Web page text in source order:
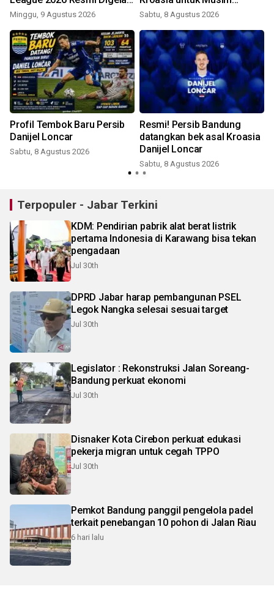
di GBK
Minggu, 9 Agustus 2026
2026/2027
Sabtu, 8 Agustus 2026
Profil Tembok Baru Persib
Danijel Loncar
Sabtu, 8 Agustus 2026
Resmi! Persib Bandung
datangkan bek asal Kroasia
Danijel Loncar
Sabtu, 8 Agustus 2026
Terpopuler - Jabar Terkini
KDM: Pendirian pabrik alat berat listrik
pertama Indonesia di Karawang bisa tekan
pengadaan
Jul 30th
DPRD Jabar harap pembangunan PSEL
Legok Nangka selesai sesuai target
Jul 30th
Legislator : Rekonstruksi Jalan Soreang-
Bandung perkuat ekonomi
Jul 30th
Disnaker Kota Cirebon perkuat edukasi
pekerja migran untuk cegah TPPO
Jul 30th
Pemkot Bandung panggil pengelola padel
terkait penebangan 10 pohon di Jalan Riau
6 hari lalu